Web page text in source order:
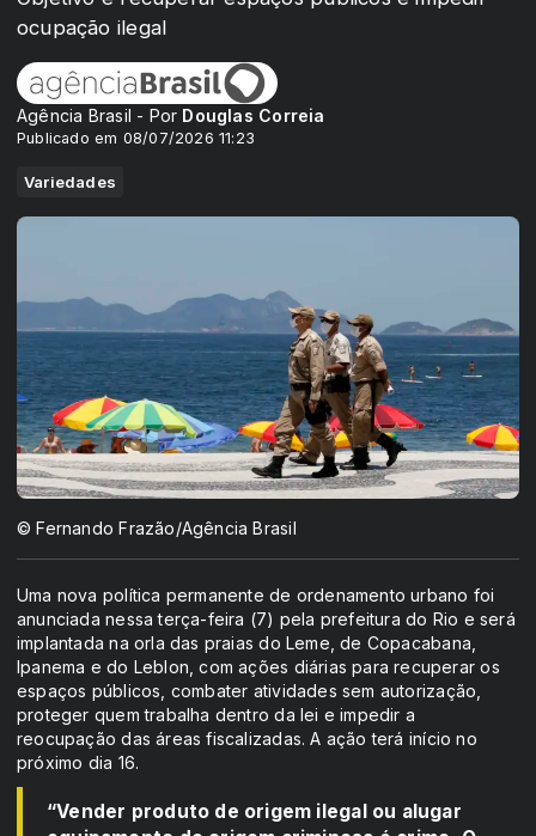
ocupação ilegal
Agência Brasil - Por Douglas Correia
Publicado em 08/07/2026 11:23
Variedades
© Fernando Frazão/Agência Brasil
Uma nova política permanente de ordenamento urbano foi
anunciada nessa terça-feira (7) pela prefeitura do Rio e será
implantada na orla das praias do Leme, de Copacabana,
Ipanema e do Leblon, com ações diárias para recuperar os
espaços públicos, combater atividades sem autorização,
proteger quem trabalha dentro da lei e impedir a
reocupação das áreas fiscalizadas. A ação terá início no
próximo dia 16.
“Vender produto de origem ilegal ou alugar